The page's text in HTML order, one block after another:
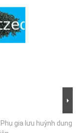
gia lưu huỳnh dung